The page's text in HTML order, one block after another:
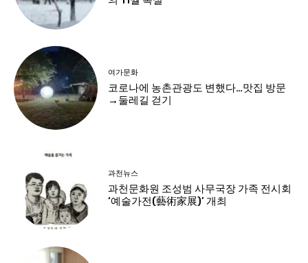
여가문화
코로나에 농촌관광도 변했다…맛집 방문
→둘레길 걷기
과천뉴스
과천문화원 조성범 사무국장 가족 전시회
‘예술가전(藝術家展)’ 개최